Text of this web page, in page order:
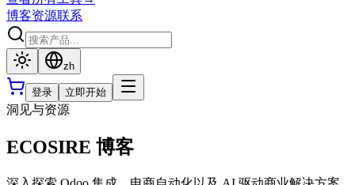
博客资源联系
zh
登录 立即开始
洞见与资源
ECOSIRE 博客